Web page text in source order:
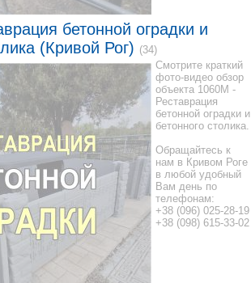
бетонной оградки и
(Кривой Рог) (34)
Смотрите краткий
фото-видео обзор
объекта 1060M -
Реставрация
бетонной оградки и
бетонного столика.
Обращайтесь к
нам в Кривом Роге
в любой удобный
Вам день по
телефонам:
+38 (096) 025-28-19
+38 (098) 615-33-02